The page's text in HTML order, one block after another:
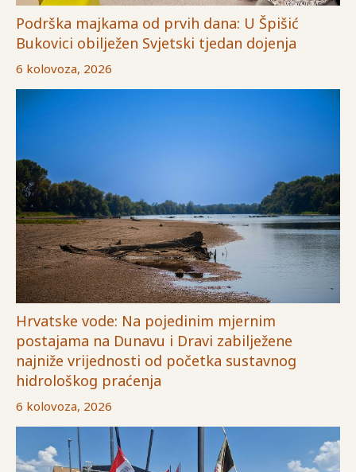
Podrška majkama od prvih dana: U Špišić
Bukovici obilježen Svjetski tjedan dojenja
6 kolovoza, 2026
Hrvatske vode: Na pojedinim mjernim
postajama na Dunavu i Dravi zabilježene
najniže vrijednosti od početka sustavnog
hidrološkog praćenja
6 kolovoza, 2026